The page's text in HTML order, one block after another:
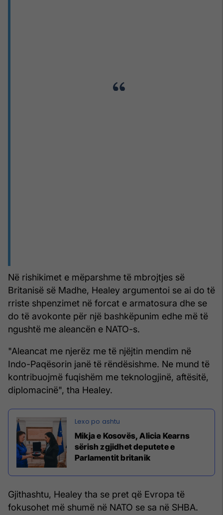
Në rishikimet e mëparshme të mbrojtjes së
Britanisë së Madhe, Healey argumentoi se ai do të
rriste shpenzimet në forcat e armatosura dhe se
do të avokonte për një bashkëpunim edhe më të
ngushtë me aleancën e NATO-s.
"Aleancat me njerëz me të njëjtin mendim në
Indo-Paqësorin janë të rëndësishme. Ne mund të
kontribuojmë fuqishëm me teknologjinë, aftësitë,
diplomacinë", tha Healey.
Mikja e Kosovës, Alicia Kearns
sërish zgjidhet deputete e
Parlamentit britanik
Gjithashtu, Healey tha se pret që Evropa të
fokusohet më shumë në NATO se sa në SHBA.